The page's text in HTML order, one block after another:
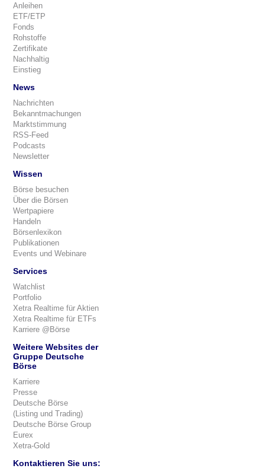
Anleihen
ETF/ETP
Fonds
Rohstoffe
Zertifikate
Nachhaltig
Einstieg
News
Nachrichten
Bekanntmachungen
Marktstimmung
RSS-Feed
Podcasts
Newsletter
Wissen
Börse besuchen
Über die Börsen
Wertpapiere
Handeln
Börsenlexikon
Publikationen
Events und Webinare
Services
Watchlist
Portfolio
Xetra Realtime für Aktien
Xetra Realtime für ETFs
Karriere @Börse
Weitere Websites der
Gruppe Deutsche
Börse
Karriere
Presse
Deutsche Börse
(Listing und Trading)
Deutsche Börse Group
Eurex
Xetra-Gold
Kontaktieren Sie uns: